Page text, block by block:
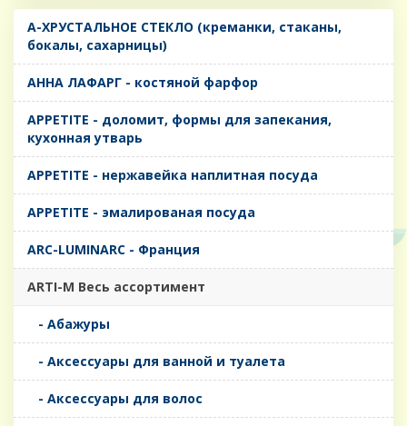
A-ХРУСТАЛЬНОЕ СТЕКЛО (креманки, стаканы,
бокалы, сахарницы)
AHHA ЛАФАРГ - костяной фарфор
APPETITE - доломит, формы для запекания,
кухонная утварь
APPETITE - нержавейка наплитная посуда
APPETITE - эмалированая посуда
ARC-LUMINARC - Франция
ARTI-M Весь ассортимент
- Абажуры
- Аксессуары для ванной и туалета
- Аксессуары для волос